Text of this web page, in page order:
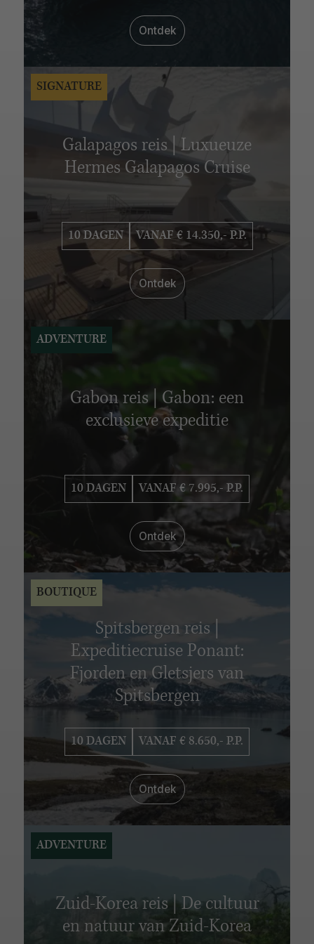
6 - 10 dagen 11 - 15 dagen
16 - 20 dagen
21 - 25 dagen
26 - 30 dagen
Ontdek
Galapagos reis | Luxueuze
Hermes Galapagos Cruise
10 DAGEN VANAF € 14.350,- P.P.
Ontdek
SIGNATURE
Gabon reis | Gabon: een
exclusieve expeditie
10 DAGEN VANAF € 7.995,- P.P.
Ontdek
ADVENTURE
Spitsbergen reis |
Expeditiecruise Ponant:
Fjorden en Gletsjers van
Spitsbergen
10 DAGEN VANAF € 8.650,- P.P.
Ontdek
BOUTIQUE
Zuid-Korea reis | De cultuur
en natuur van Zuid-Korea
ADVENTURE